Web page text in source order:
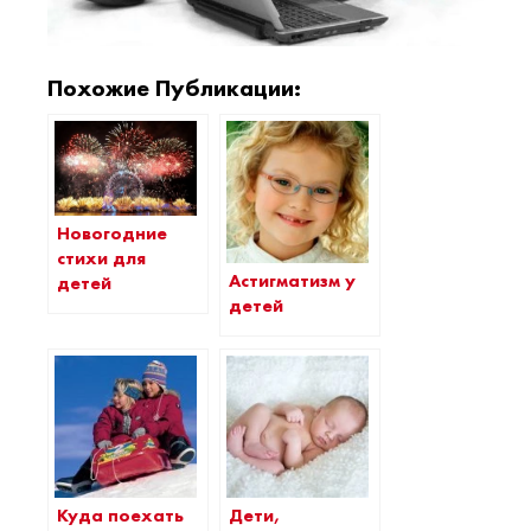
Похожие Публикации:
Новогодние
стихи для
детей
Астигматизм у
детей
Куда поехать
Дети,